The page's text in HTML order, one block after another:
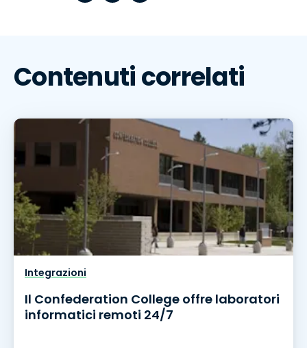
Contenuti correlati
Integrazioni
Il Confederation College offre laboratori
informatici remoti 24/7